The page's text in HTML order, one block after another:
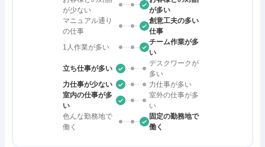
が少ない
が多い
マニュアル通り
の仕事
創意工夫の多い
仕事
1人作業が多い
チーム作業が多
い
立ち仕事が多い
デスクワークが
多い
力仕事が少ない
力仕事が多い
室内の仕事が多
い
室外の仕事が多
い
色んな勤務地で
働く
固定の勤務地で
働く